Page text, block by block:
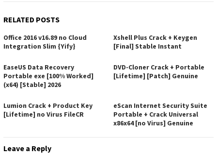
RELATED POSTS
Office 2016 v16.89 no Cloud
Integration Slim {Yify}
Xshell Plus Crack + Keygen
[Final] Stable Instant
EaseUS Data Recovery
Portable exe [100% Worked]
(x64) [Stable] 2026
DVD-Cloner Crack + Portable
[Lifetime] [Patch] Genuine
Lumion Crack + Product Key
[Lifetime] no Virus FileCR
eScan Internet Security Suite
Portable + Crack Universal
x86x64 [no Virus] Genuine
Leave a Reply